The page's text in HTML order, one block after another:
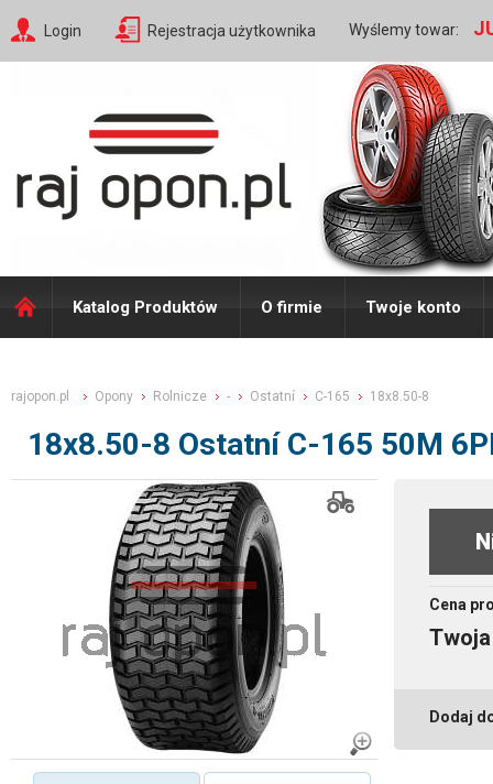
Login Rejestracja użytkownika Wyślemy towar:
Katalog Produktów O firmie Twoje konto
rajopon.pl Opony Rolnicze - Ostatní C-165 18x8.50-8
18x8.50-8 Ostatní C-165 50M
Cena
Dodaj